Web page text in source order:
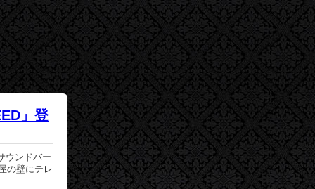
」登
ウンドバー
の壁にテレ